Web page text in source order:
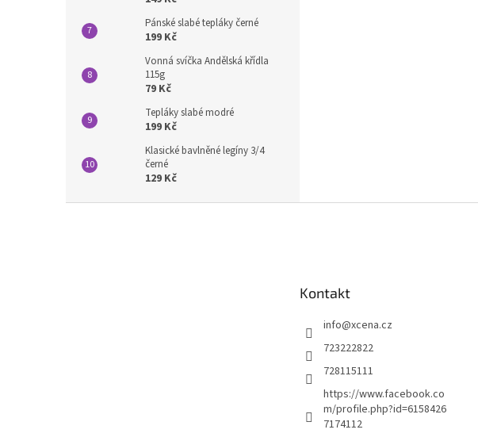
Pánské slabé tepláky černé
199 Kč
Vonná svíčka Andělská křídla
115g
79 Kč
Tepláky slabé modré
199 Kč
Klasické bavlněné legíny 3/4
černé
129 Kč
Kontakt
info@xcena.cz
723222822
728115111
https://www.facebook.co
m/profile.php?id=6158426
7174112